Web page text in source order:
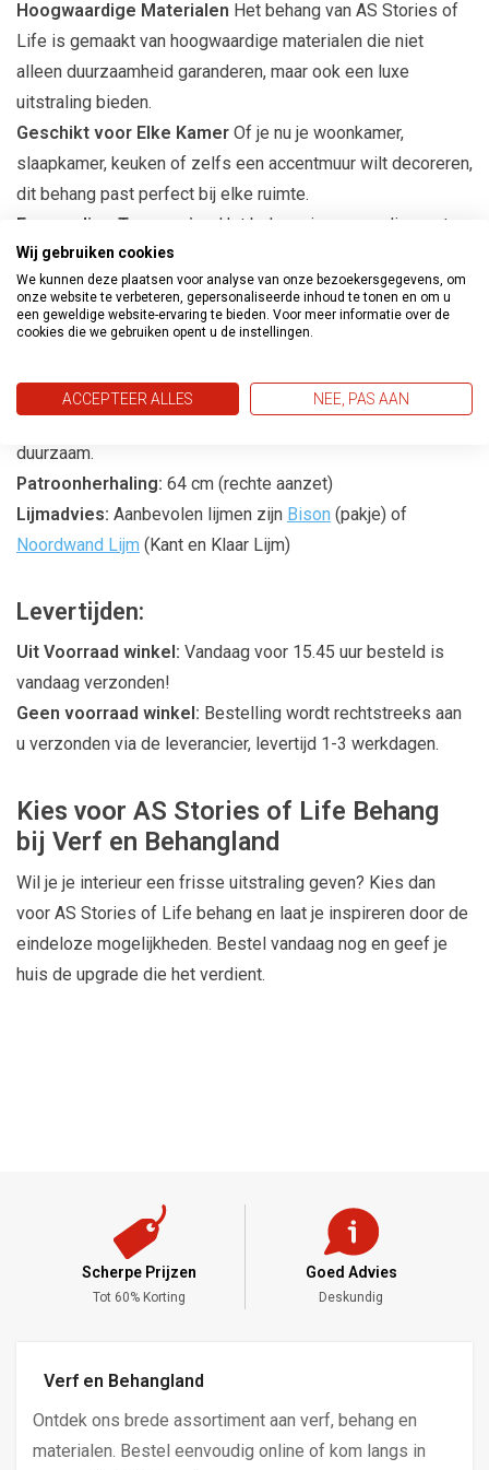
Hoogwaardige Materialen Het behang van AS Stories of
Life is gemaakt van hoogwaardige materialen die niet
alleen duurzaamheid garanderen, maar ook een luxe
uitstraling bieden.
Geschikt voor Elke Kamer Of je nu je woonkamer,
slaapkamer, keuken of zelfs een accentmuur wilt decoreren,
dit behang past perfect bij elke ruimte.
Eenvoudige Toepassing
Het behang is eenvoudig aan te
brengen, waardoor het een ideale keuze is voor zowel
ervaren als beginnende interieurontwerpers.
Afmetingen:10m lang en 53cm breed
duurzaam.
Patroonherhaling: 64 cm (rechte aanzet)
Lijmadvies: Aanbevolen lijmen zijn Bison (pakje) of
Noordwand Lijm (Kant en Klaar Lijm)
Levertijden:
Uit Voorraad winkel: Vandaag voor 15.45 uur besteld is
vandaag verzonden!
Geen voorraad winkel: Bestelling wordt rechtstreeks aan
u verzonden via de leverancier, levertijd 1-3 werkdagen.
Kies voor AS Stories of Life Behang
bij Verf en Behangland
Wil je je interieur een frisse uitstraling geven? Kies dan
voor AS Stories of Life behang en laat je inspireren door de
eindeloze mogelijkheden. Bestel vandaag nog en geef je
huis de upgrade die het verdient.
Scherpe Prijzen
Tot 60% Korting
Goed Advies
Deskundig
Verf en Behangland
Ontdek ons brede assortiment aan verf, behang en
materialen. Bestel eenvoudig online of kom langs in
Wij gebruiken cookies
We kunnen deze plaatsen voor analyse van onze bezoekersgegevens, om
onze website te verbeteren, gepersonaliseerde inhoud te tonen en om u
een geweldige website-ervaring te bieden. Voor meer informatie over de
cookies die we gebruiken opent u de instellingen.
ACCEPTEER ALLES NEE, PAS AAN